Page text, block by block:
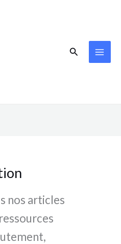
Rechercher
nos articles